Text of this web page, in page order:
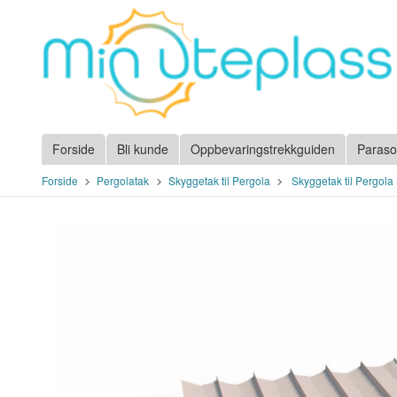
innholdet
Forside Bli kunde Oppbevaringstrekkguiden
Forside Pergolatak Skyggetak til Pergola Skyggetak til